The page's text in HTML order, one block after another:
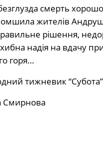
смерть
жителів
рішення,
надія на вдачу
горя…
тижневик “Субота”
Смирнова